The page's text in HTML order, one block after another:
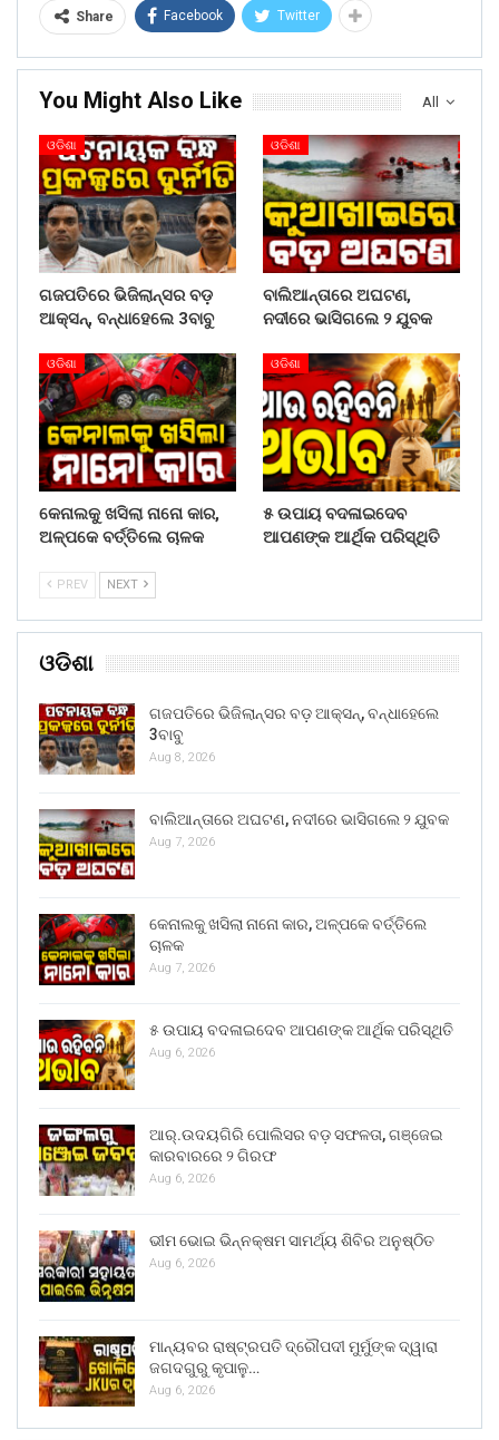
Share Facebook Twitter
All
You Might Also Like
ଓଡିଶା
ଗଜପତିରେ ଭିଜିଲାନ୍ସର ବଡ଼
ଆକ୍ସନ୍, ବନ୍ଧାହେଲେ 3ବାବୁ
ଓଡିଶା
ବାଲିଆନ୍ତାରେ ଅଘଟଣ,
ନଦୀରେ ଭାସିଗଲେ ୨ ଯୁବକ
ଓଡିଶା
କେନାଲକୁ ଖସିଲା ନାନୋ କାର,
ଅଳ୍ପକେ ବର୍ତ୍ତିଲେ ଚାଳକ
ଓଡିଶା
୫ ଉପାୟ ବଦଳାଇଦେବ
ଆପଣଙ୍କ ଆର୍ଥିକ ପରିସ୍ଥିତି
PREV NEXT
ଓଡିଶା
ଗଜପତିରେ ଭିଜିଲାନ୍ସର ବଡ଼ ଆକ୍ସନ୍, ବନ୍ଧାହେଲେ
3ବାବୁ
Aug 8, 2026
ବାଲିଆନ୍ତାରେ ଅଘଟଣ, ନଦୀରେ ଭାସିଗଲେ ୨ ଯୁବକ
Aug 7, 2026
କେନାଲକୁ ଖସିଲା ନାନୋ କାର, ଅଳ୍ପକେ ବର୍ତ୍ତିଲେ
ଚାଳକ
Aug 7, 2026
୫ ଉପାୟ ବଦଳାଇଦେବ ଆପଣଙ୍କ ଆର୍ଥିକ ପରିସ୍ଥିତି
Aug 6, 2026
ଆର୍.ଉଦୟଗିରି ପୋଲିସର ବଡ଼ ସଫଳତା, ଗଞ୍ଜେଇ
କାରବାରରେ ୨ ଗିରଫ
Aug 6, 2026
ଭୀମ ଭୋଇ ଭିନ୍ନକ୍ଷମ ସାମର୍ଥ୍ୟ ଶିବିର ଅନୁଷ୍ଠିତ
Aug 6, 2026
ମାନ୍ୟବର ରାଷ୍ଟ୍ରପତି ଦ୍ରୌପଦୀ ମୁର୍ମୁଙ୍କ ଦ୍ୱାରା
ଜଗଦଗୁରୁ କୃପାଳୁ…
Aug 6, 2026